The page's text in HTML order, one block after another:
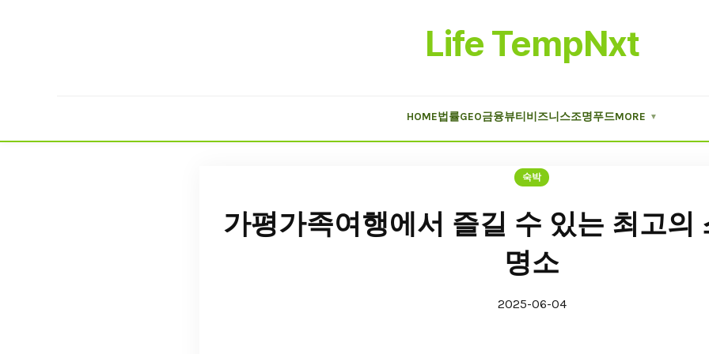
Life TempNxt
HOME법률GEO금융뷰티 비즈니스조명푸드MORE ▼
숙박
가평가족여행에서 즐길 수 있는 최고의
명소
2025-06-04